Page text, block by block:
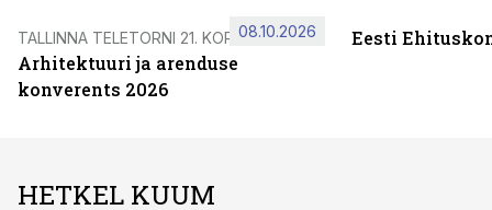
TALLINNA TELETORNI 21. KORRUSEL
Arhitektuuri ja arenduse
konverents 2026
08.10.2026 Eesti
HETKEL KUUM